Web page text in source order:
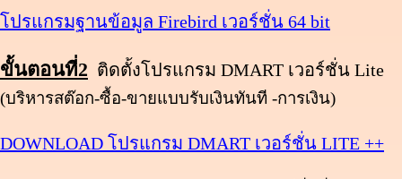
โปรแกรมฐานข้อมูล Firebird เวอร์ชั่น 64 bit
ขั้นตอนที่2 ติดตั้งโปรแกรม DMART เวอร์ชั่น Lite
(บริหารสต๊อก-ซื้อ-ขายแบบรับเงินทันที -การเงิน)
DOWNLOAD โปรแกรม DMART เวอร์ชั่น LITE ++